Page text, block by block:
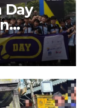
Day
EV